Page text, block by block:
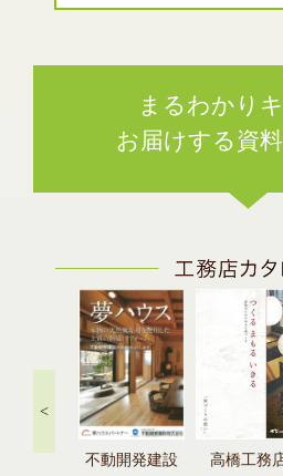
まるわかり
お届けする資
<
不動開発建設
高橋工務